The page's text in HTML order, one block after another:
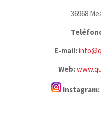
36968
E-mail:
Web:
Instagram: